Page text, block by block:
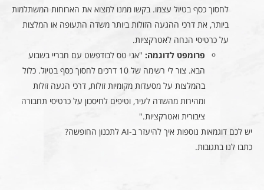
לחסוך כסף בטיול עצמו. בקשו ממנו למצוא את הארוחות המשתלמות
ביותר, את דרכי ההגעה הזולות ביותר משדה התעופה או המלצות
על כרטיסי הנחה לאטרקציות.
פרומפט לדוגמה: "אני טס לבודפשט עם חבריי בשבוע
הבא. צור לי רשימה של 10 דרכים לחסוך כסף בטיול. כלול
בהמלצות על מסעדות מקומיות זולות, דרכי הגעה זולות
ומהירות מהשדה לעיר, וטיפים לחיסכון על כרטיסי תחבורה
ציבורית ואטרקציות."
יש לכם דוגמאות נוספות איך להיעזר ב-AI לתכנון החופשה?
כתבו לנו בתגובות.